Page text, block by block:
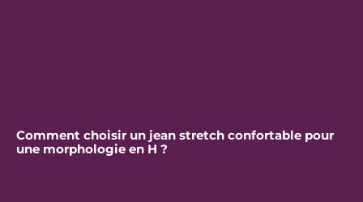
Comment choisir un jean stretch confortable pour
une morphologie en H ?